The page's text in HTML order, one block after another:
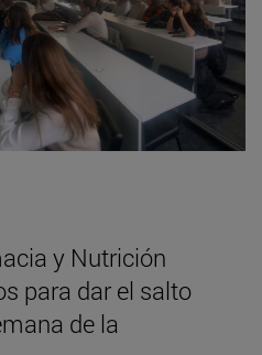
y Nutrición
para dar el salto
de la